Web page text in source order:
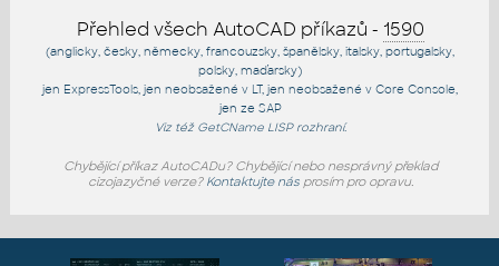
Přehled všech AutoCAD příkazů - 1590
(anglicky, česky, německy, francouzsky, španělsky, italsky, portugalsky,
polsky, maďarsky)
jen ExpressTools , jen neobsažené v LT, jen neobsažené v Core Console
jen ze SAP
Viz též GetCNameLISP rozhraní.
Chybějící příkaz AutoCADu? Chybějící nebo nesprávný překlad
cizojazyčné verze? Kontaktujte násprosím pro opravu.